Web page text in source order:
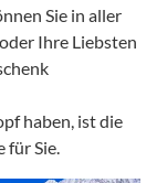
Sie in aller
Ihre Liebsten
haben, ist die
für Sie.